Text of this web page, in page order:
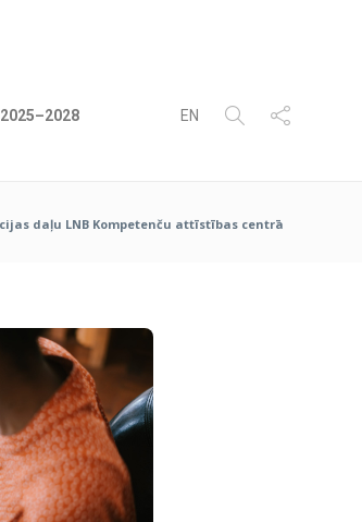
EN
daļu LNB Kompetenču attīstības centrā